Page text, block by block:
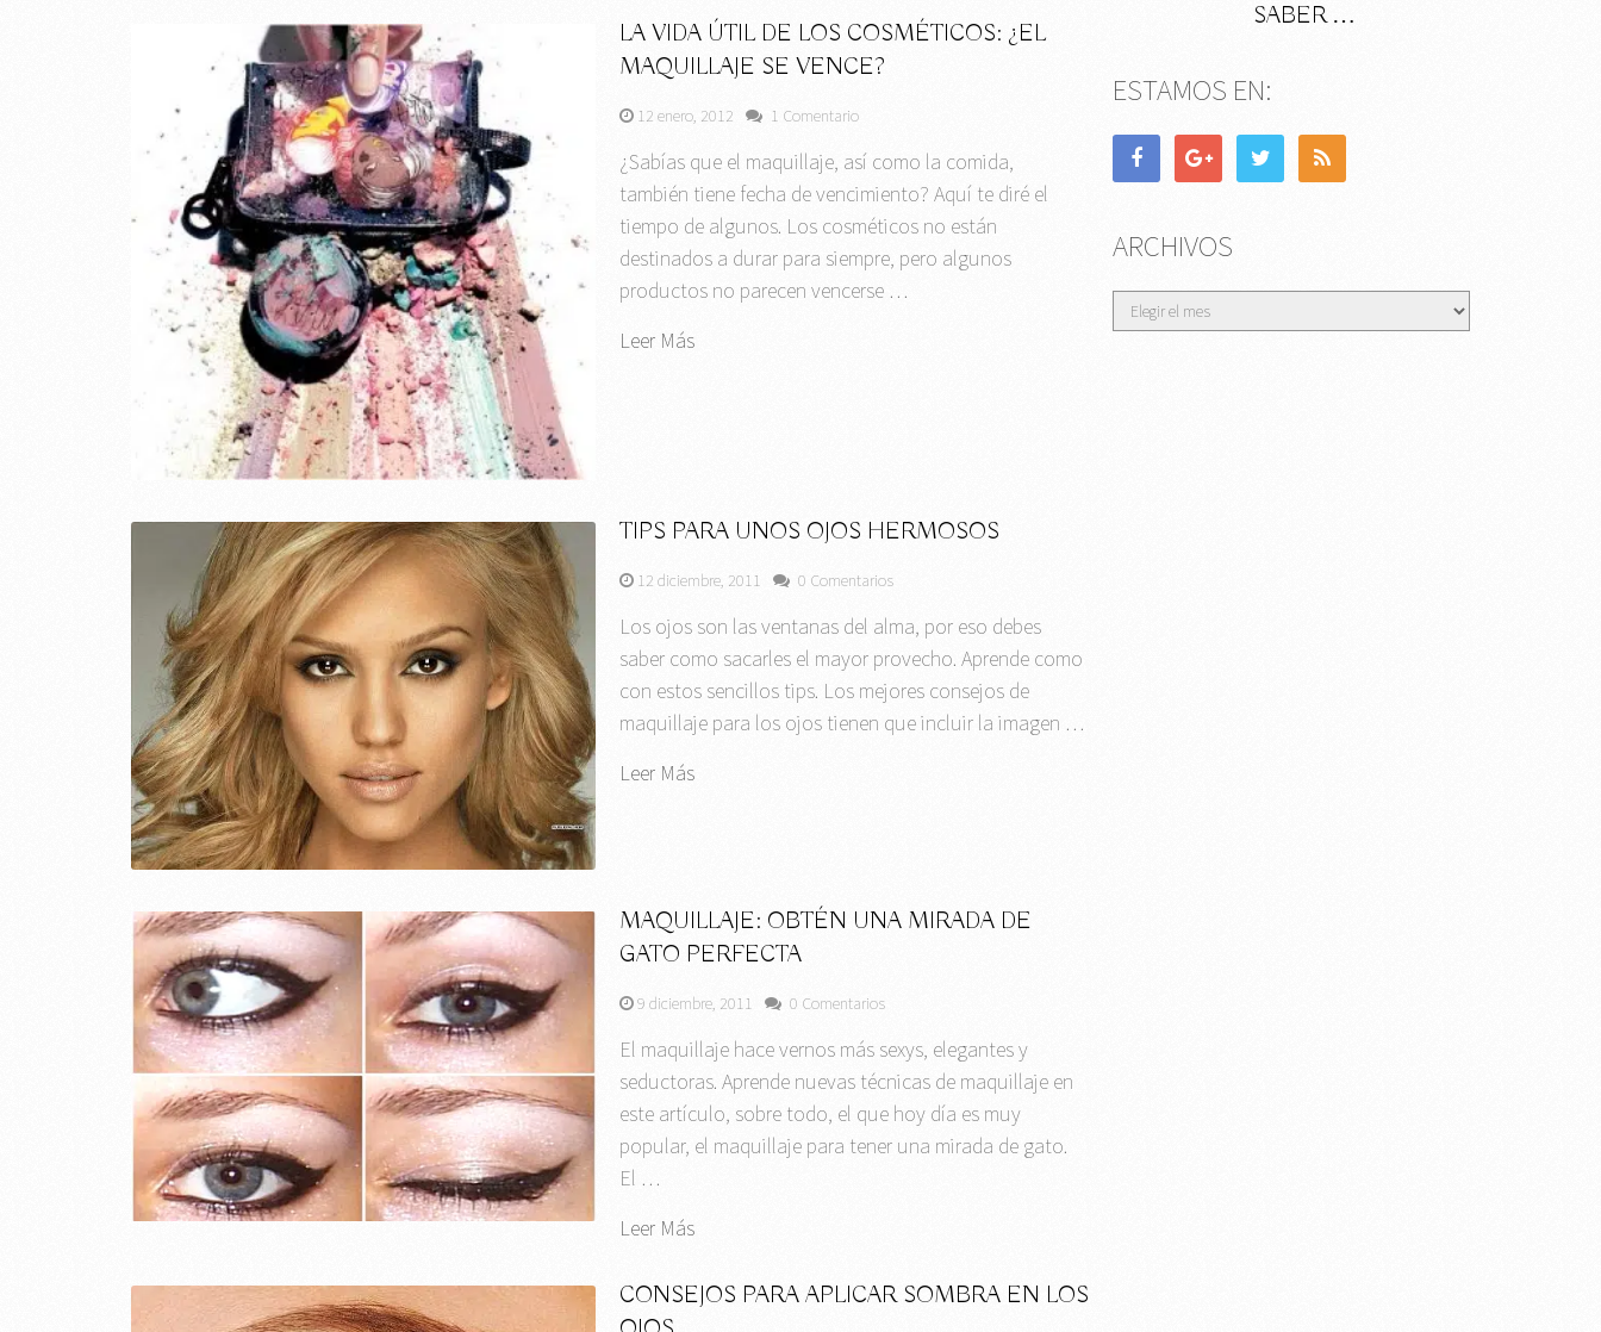
LA VIDA ÚTIL DE LOS COSMÉTICOS: ¿EL
MAQUILLAJE SE VENCE?
12 enero, 2012 1 Comentario
¿Sabías que el maquillaje, así como la comida,
también tiene fecha de vencimiento? Aquí te diré el
tiempo de algunos. Los cosméticos no están
destinados a durar para siempre, pero algunos
productos no parecen vencerse …
Leer Más
TIPS PARA UNOS OJOS HERMOSOS
12 diciembre, 2011 0 Comentarios
Los ojos son las ventanas del alma, por eso debes
saber como sacarles el mayor provecho. Aprende como
con estos sencillos tips. Los mejores consejos de
maquillaje para los ojos tienen que incluir la imagen …
Leer Más
MAQUILLAJE: OBTÉN UNA MIRADA DE
GATO PERFECTA
9 diciembre, 2011 0 Comentarios
El maquillaje hace vernos más sexys, elegantes y
seductoras. Aprende nuevas técnicas de maquillaje en
este artículo, sobre todo, el que hoy día es muy
popular, el maquillaje para tener una mirada de gato.
El …
Leer Más
CONSEJOS PARA APLICAR SOMBRA EN LOS
SABER …
ESTAMOS EN:
ARCHIVOS
Archivos